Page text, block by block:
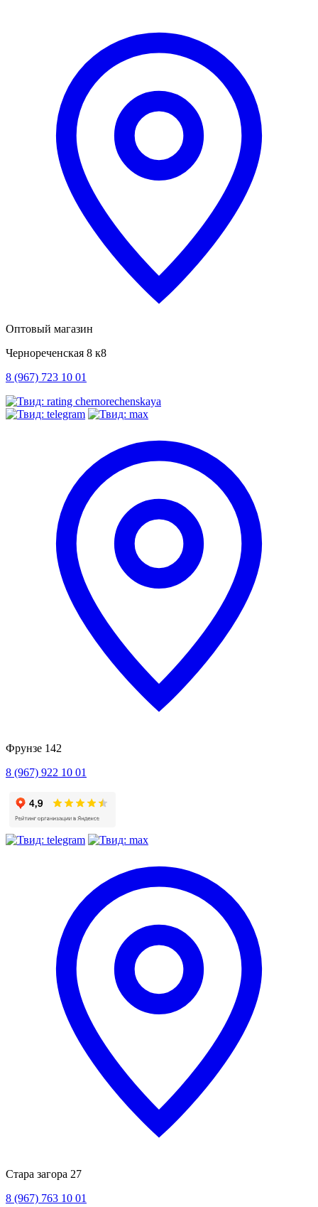
Оптовый магазин
Чернореченская 8 к8
8 (967) 723 10 01
Фрунзе 142
8 (967) 922 10 01
Стара загора 27
8 (967) 763 10 01